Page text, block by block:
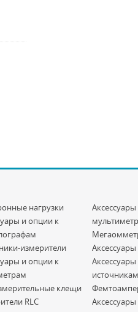
нагрузки
и опции к
измерители
и опции к
клещи
RLC
Аксессуары